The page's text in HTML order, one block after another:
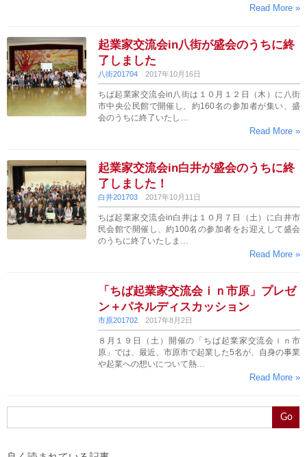
Read More »
起業家交流会in八街が盛会のうちに終
了しました
八街201704 2017年10月16日
ちば起業家交流会in八街は１０月１２日（木）に八街
市中央公民館で開催し、約160名の参加者が集い、盛
会のうちに終了いたし…
Read More »
起業家交流会in白井が盛会のうちに終
了しました！
白井201703 2017年10月11日
ちば起業家交流会in白井は１０月７日（土）に白井市
民会館で開催し、約100名の参加者をお迎えして盛会
のうちに終了いたしま…
Read More »
「ちば起業家交流会ｉｎ市原」プレゼ
ン＋パネルディスカッション
市原201702 2017年8月2日
８月１９日（土）開催の「ちば起業家交流会ｉｎ市
原」では、最近、市原市で起業した5名が、自身の事業
や起業への想いについて熱…
Read More »
Go